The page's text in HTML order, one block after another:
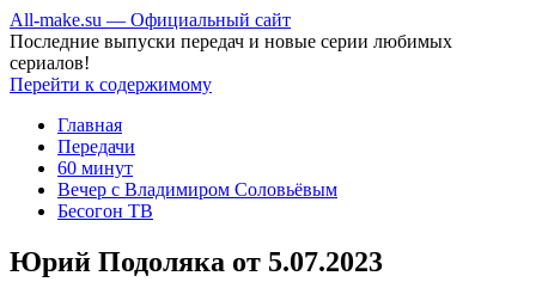
All-make.su — Официальный сайт
Последние выпуски передач и новые серии любимых
сериалов!
Перейти к содержимому
Главная
Передачи
60 минут
Вечер с Владимиром Соловьёвым
Бесогон ТВ
Юрий Подоляка от 5.07.2023